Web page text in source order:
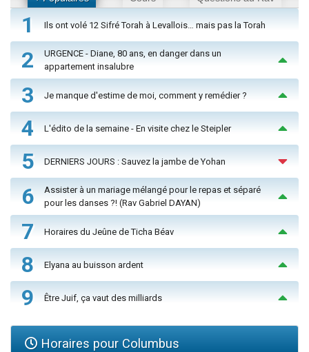
1 Ils ont volé 12 Sifré Torah à Levallois… mais pas la Torah
2
URGENCE - Diane, 80 ans, en danger dans un
appartement insalubre
3 Je manque d'estime de moi, comment y remédier ?
4 L'édito de la semaine - En visite chez le Steipler
5 DERNIERS JOURS : Sauvez la jambe de Yohan
6
Assister à un mariage mélangé pour le repas et séparé
pour les danses ?! (Rav Gabriel DAYAN)
7 Horaires du Jeûne de Ticha Béav
8 Elyana au buisson ardent
9 Être Juif, ça vaut des milliards
Horaires pour Columbus